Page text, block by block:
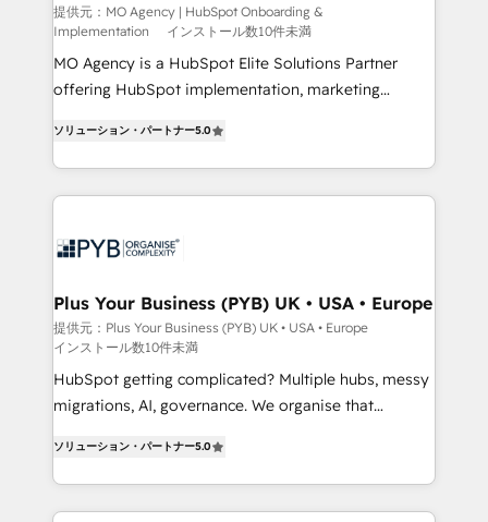
and implementation. - Pre-built and custom
integrations across your full tech stack. - Custom
object setup, CMS builds, and full-funnel automation.
- Dashboards, lifecycle campaigns, and lead
Ongoing optimization, managed support, and
scalable retainers. Let’s make HubSpot your most
drive results.
提供元：MO Agency | HubSpot Onboarding &
Implementation
インストール数10件未満
MO Agency is a HubSpot Elite Solutions Partner
offering HubSpot implementation, marketing
paid media, content marketing, AEO and GEO (AI
search optimisation), and HubSpot Content Hub and
WordPress development. We work with enterprise
professional services, financial services and
Town, Dubai & London. 500+ HubSpot CRM
implementations delivered. AI visibility coverage
across ChatGPT, Claude, Perplexity, Gemini and
Google AI Overviews. HubSpot Impact Award -
Customer First HubSpot Impact Award - Integrations
Migration Excellence HubSpot Impact Award -
Platform Excellence 40+ full-time HubSpot
professionals. 100s of certifications and
ソリューション・パートナー5.0
Plus Your Business (PYB) UK • USA • Europe
提供元：Plus Your Business (PYB) UK • USA • Europe
インストール数10件未満
HubSpot getting complicated? Multiple hubs, messy
migrations, AI, governance. We organise that
Welcome to our Profile! We help with: • CRM
implementation, reports, workflows, and team
training • CRM migration from Salesforce, Pipedrive,
ソリューション・パートナー5.0